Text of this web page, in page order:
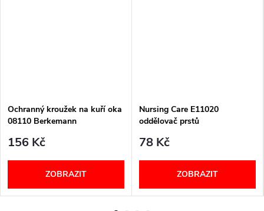
Ochranný kroužek na kuří oka
08110 Berkemann
156 Kč
ZOBRAZIT
Nursing Care E11020
oddělovač prstů
78 Kč
ZOBRAZIT